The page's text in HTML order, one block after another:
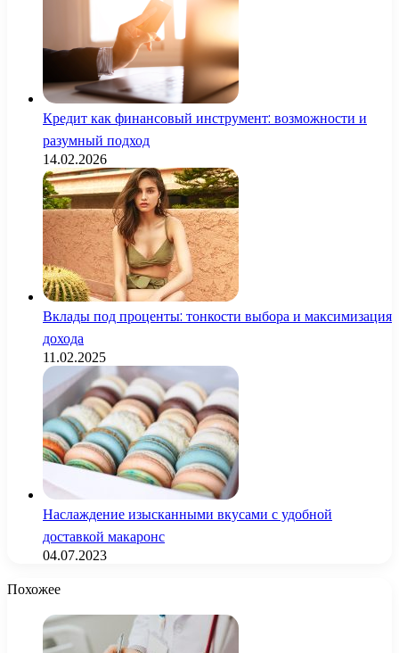
Кредит как финансовый инструмент: возможности и
разумный подход
14.02.2026
Вклады под проценты: тонкости выбора и максимизация
дохода
11.02.2025
Наслаждение изысканными вкусами с удобной
доставкой макаронс
04.07.2023
Похожее